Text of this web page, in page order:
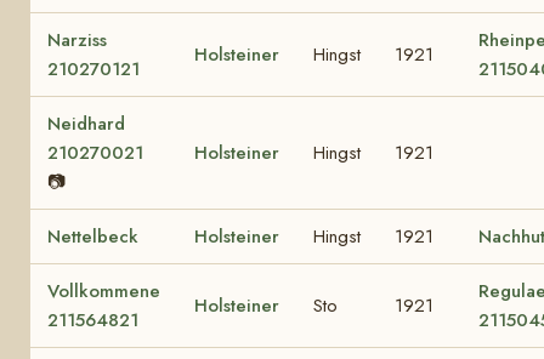
Narziss
210270121
Holsteiner Hingst 1921
Neidhard
210270021
📷
Holsteiner Hingst 1921
Nettelbeck Holsteiner Hingst 1921 Nachhut
Vollkommene
211564821
Holsteiner Sto 1921